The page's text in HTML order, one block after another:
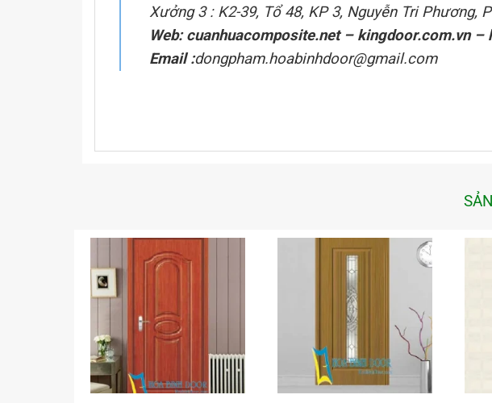
Xưởng 3 : K2-39, Tổ 48, KP 3, Nguyễn Tri
Web: cuanhuacomposite.net– kingdoor.com.vn–
Email :dongpham.hoabinhdoor@gmail.com